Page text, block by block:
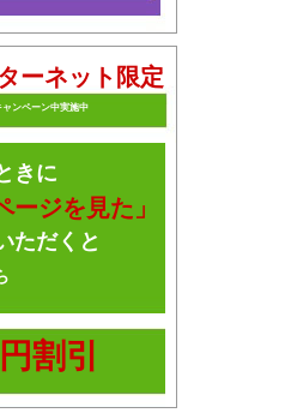
ーネット限定
ャンペーン中実施中
きに
ージを見た」
ただくと
割引